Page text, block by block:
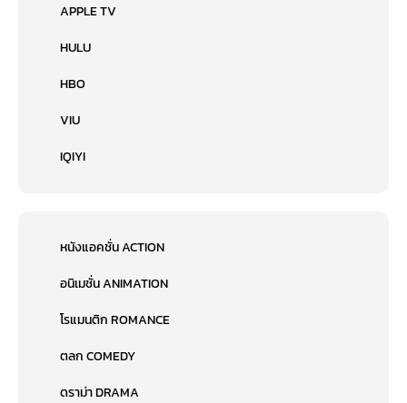
APPLE TV
HULU
HBO
VIU
IQIYI
หนังแอคชั่น ACTION
อนิเมชั่น ANIMATION
โรแมนติก ROMANCE
ตลก COMEDY
ดราม่า DRAMA